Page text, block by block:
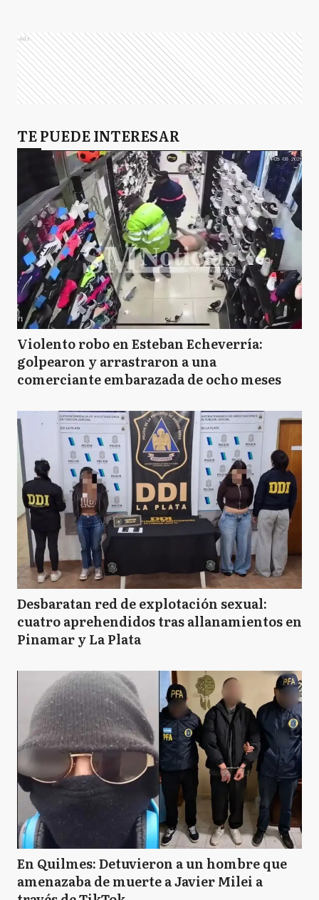
Ads
TE PUEDE INTERESAR
Violento robo en Esteban Echeverría:
golpearon y arrastraron a una
comerciante embarazada de ocho meses
Desbaratan red de explotación sexual:
cuatro aprehendidos tras allanamientos en
Pinamar y La Plata
En Quilmes: Detuvieron a un hombre que
amenazaba de muerte a Javier Milei a